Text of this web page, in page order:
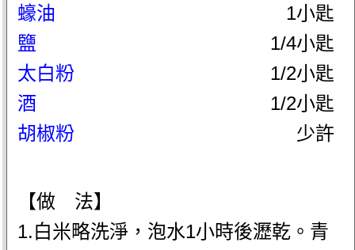
蠔油
1小匙
鹽
1/4小匙
太白粉
1/2小匙
酒
1/2小匙
胡椒粉
少許
【做 法】
1.白米略洗淨，泡水1小時後瀝乾。青